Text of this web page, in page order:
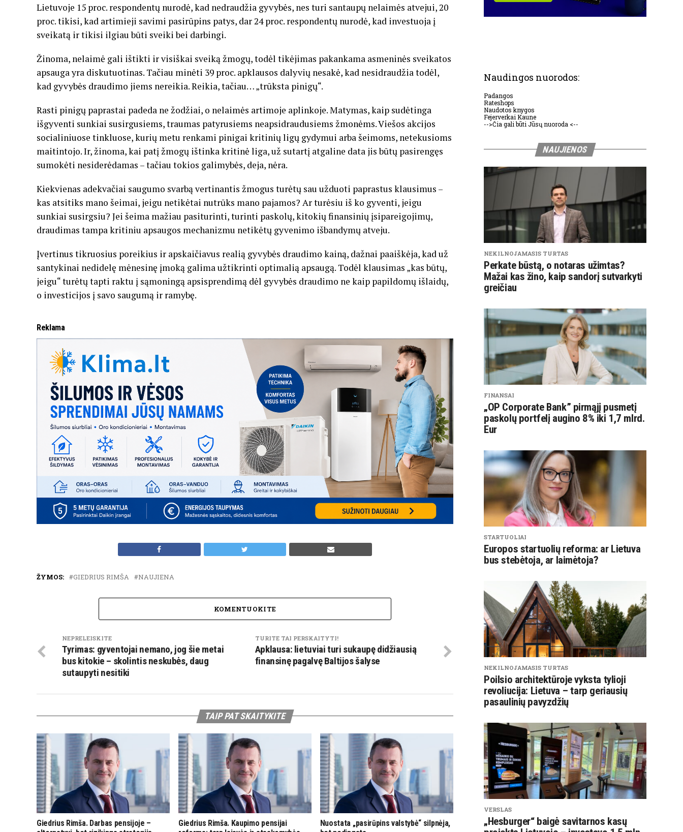
Lietuvoje 15 proc. respondentų nurodė, kad nedraudžia gyvybės, nes turi santaupų nelaimės atvejui, 20
proc. tikisi, kad artimieji savimi pasirūpins patys, dar 24 proc. respondentų nurodė, kad investuoja į
sveikatą ir tikisi ilgiau būti sveiki bei darbingi.
Žinoma, nelaimė gali ištikti ir visiškai sveiką žmogų, todėl tikėjimas pakankama asmeninės sveikatos
apsauga yra diskutuotinas. Tačiau minėti 39 proc. apklausos dalyvių nesakė, kad nesidraudžia todėl,
kad gyvybės draudimo jiems nereikia. Reikia, tačiau… „trūksta pinigų“.
Rasti pinigų paprastai padeda ne žodžiai, o nelaimės artimoje aplinkoje. Matymas, kaip sudėtinga
išgyventi sunkiai susirgusiems, traumas patyrusiems neapsidraudusiems žmonėms. Viešos akcijos
socialiniuose tinkluose, kurių metu renkami pinigai kritinių ligų gydymui arba šeimoms, netekusioms
maitintojo. Ir, žinoma, kai patį žmogų ištinka kritinė liga, už sutartį atgaline data jis būtų pasirengęs
sumokėti nesiderėdamas – tačiau tokios galimybės, deja, nėra.
Kiekvienas adekvačiai saugumo svarbą vertinantis žmogus turėtų sau užduoti paprastus klausimus –
kas atsitiks mano šeimai, jeigu netikėtai nutrūks mano pajamos? Ar turėsiu iš ko gyventi, jeigu
sunkiai susirgsiu? Jei šeima mažiau pasiturinti, turinti paskolų, kitokių finansinių įsipareigojimų,
draudimas tampa kritiniu apsaugos mechanizmu netikėtų gyvenimo išbandymų atveju.
Įvertinus tikruosius poreikius ir apskaičiavus realią gyvybės draudimo kainą, dažnai paaiškėja, kad už
santykinai nedidelę mėnesinę įmoką galima užtikrinti optimalią apsaugą. Todėl klausimas „kas būtų,
jeigu“ turėtų tapti raktu į sąmoningą apsisprendimą dėl gyvybės draudimo ne kaip papildomų išlaidų,
o investicijos į savo saugumą ir ramybę.
Reklama
ŽYMOS: GIEDRIUS RIMŠA NAUJIENA
KOMENTUOKITE
TURITE TAI PERSKAITYTI!
Apklausa: lietuviai turi sukaupę didžiausią
finansinę pagalvę Baltijos šalyse
NEPRELEISKITE
Tyrimas: gyventojai nemano, jog šie metai
bus kitokie – skolintis neskubės, daug
sutaupyti nesitiki
TAIP PAT SKAITYKITE
Giedrius Rimša. Darbas pensijoje –
Giedrius Rimša. Kaupimo pensijai
Nuostata „pasirūpins valstybė“ silpnėja,
Naudingos nuorodos:
Padangos
Rateshops
Naudotos knygos
Fejerverkai Kaune
-->Čia gali būti Jūsų nuoroda <--
NAUJIENOS
NEKILNOJAMASIS TURTAS
Perkate būstą, o notaras užimtas?
Mažai kas žino, kaip sandorį sutvarkyti
greičiau
FINANSAI
„OP Corporate Bank” pirmąjį pusmetį
paskolų portfelį augino 8% iki 1,7 mlrd.
Eur
STARTUOLIAI
Europos startuolių reforma: ar Lietuva
bus stebėtoja, ar laimėtoja?
NEKILNOJAMASIS TURTAS
Poilsio architektūroje vyksta tylioji
revoliucija: Lietuva – tarp geriausių
pasaulinių pavyzdžių
VERSLAS
„Hesburger“ baigė savitarnos kasų